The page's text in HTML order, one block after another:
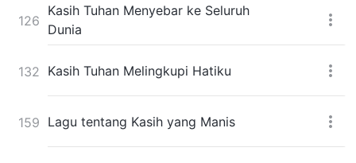
126
Kasih Tuhan Menyebar ke Seluruh
Dunia
132 Kasih Tuhan Melingkupi Hatiku
159 Lagu tentang Kasih yang Manis